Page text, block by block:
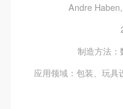
Andre
制造方法：
应用领域：包装、玩具